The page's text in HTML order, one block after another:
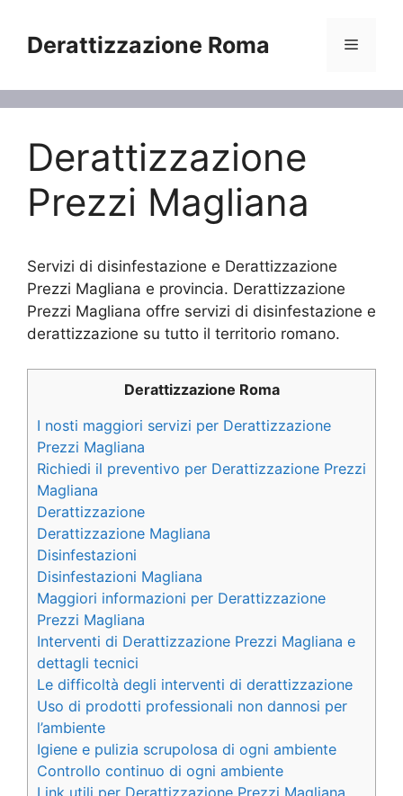
contenuto
Derattizzazione Roma Menu
Derattizzazione
Prezzi Magliana
Servizi di disinfestazione e Derattizzazione
Prezzi Magliana e provincia. Derattizzazione
Prezzi Magliana offre servizi di disinfestazione e
derattizzazione su tutto il territorio romano.
Derattizzazione Roma
I nosti maggiori servizi per Derattizzazione
Prezzi Magliana
Richiedi il preventivo per Derattizzazione Prezzi
Magliana
Derattizzazione
Derattizzazione Magliana
Disinfestazioni
Disinfestazioni Magliana
Maggiori informazioni per Derattizzazione
Prezzi Magliana
Interventi di Derattizzazione Prezzi Magliana e
dettagli tecnici
Le difficoltà degli interventi di derattizzazione
Uso di prodotti professionali non dannosi per
l’ambiente
Igiene e pulizia scrupolosa di ogni ambiente
Controllo continuo di ogni ambiente
Link utili per Derattizzazione Prezzi Magliana